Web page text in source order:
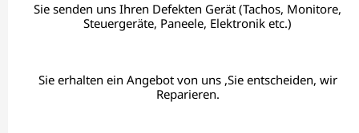
Sie senden uns Ihren Defekten Gerät (Tachos, Monitore,
Steuergeräte, Paneele, Elektronik etc.)
Sie erhalten ein Angebot von uns ,Sie entscheiden, wir
Reparieren.